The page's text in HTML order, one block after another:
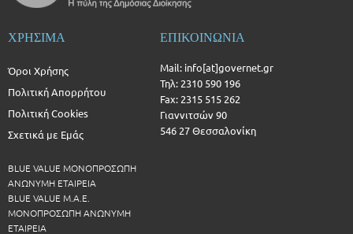
ΧΡΗΣΙΜΑ
Όροι Χρήσης
Πολιτική Απορρήτου
Πολιτική Cookies
Σχετικά με Εμάς
BLUE VALUE ΜΟΝΟΠΡΟΣΩΠΗ
ΑΝΩΝΥΜΗ ΕΤΑΙΡΕΙΑ
BLUE VALUE Μ.Α.Ε.
ΜΟΝΟΠΡΟΣΩΠΗ ΑΝΩΝΥΜΗ
ΕΤΑΙΡΕΙΑ
ΕΠΙΚΟΙΝΩΝΙΑ
Mail: info[at]governet.gr
Τηλ: 2310 590 196
Fax: 2315 515 262
Γιαννιτσών 90
546 27 Θεσσαλονίκη